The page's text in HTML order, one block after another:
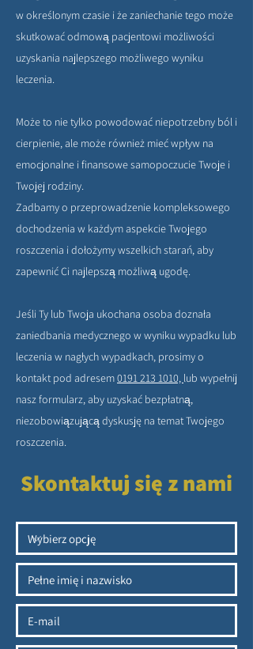
w określonym czasie i że zaniechanie tego może
skutkować odmową pacjentowi możliwości
uzyskania najlepszego możliwego wyniku
leczenia.
Może to nie tylko powodować niepotrzebny ból i
cierpienie, ale może również mieć wpływ na
emocjonalne i finansowe samopoczucie Twoje i
Twojej rodziny.
Zadbamy o przeprowadzenie kompleksowego
dochodzenia w każdym aspekcie Twojego
roszczenia i dołożymy wszelkich starań, aby
zapewnić Ci najlepszą możliwą ugodę.
Jeśli Ty lub Twoja ukochana osoba doznała
zaniedbania medycznego w wyniku wypadku lub
leczenia w nagłych wypadkach, prosimy o
kontakt pod adresem0191 213 1010, lub wypełnij
nasz formularz, aby uzyskać bezpłatną,
niezobowiązującą dyskusję na temat Twojego
roszczenia.
Skontaktuj się z nami